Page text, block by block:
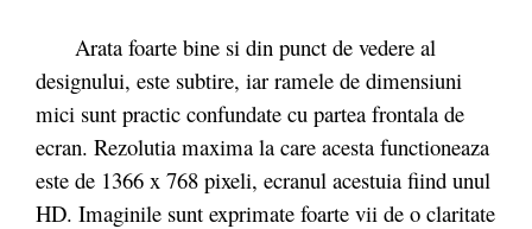
Arata foarte bine si din punct de vedere al
designului, este subtire, iar ramele de dimensiuni
mici sunt practic confundate cu partea frontala de
ecran. Rezolutia maxima la care acesta functioneaza
este de 1366 x 768 pixeli, ecranul acestuia fiind unul
HD. Imaginile sunt exprimate foarte vii de o claritate